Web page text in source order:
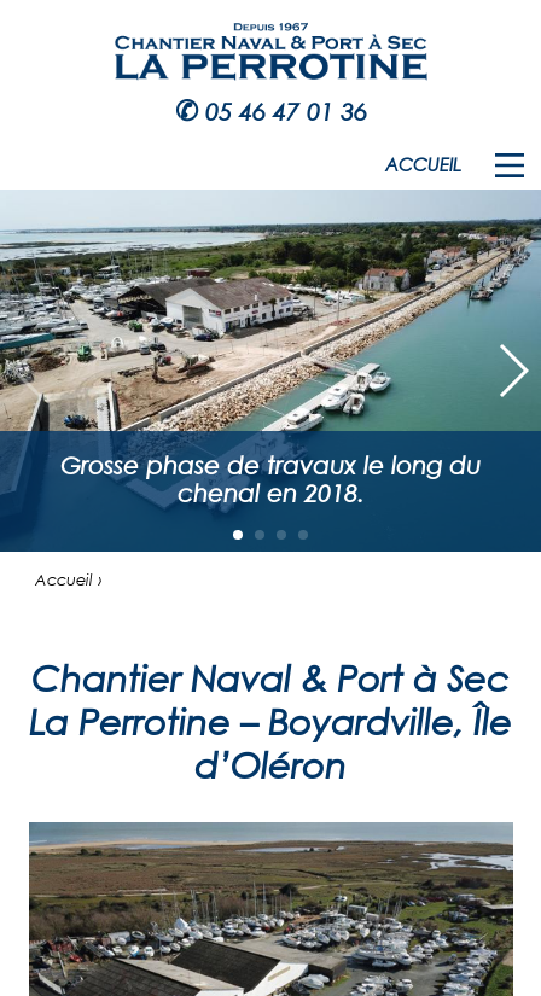
✆ 05 46 47 01 36
ACCUEIL
Grosse phase de travaux le long du
chenal en 2018.
Accueil ›
Chantier Naval & Port à Sec
La Perrotine – Boyardville, Île
d’Oléron